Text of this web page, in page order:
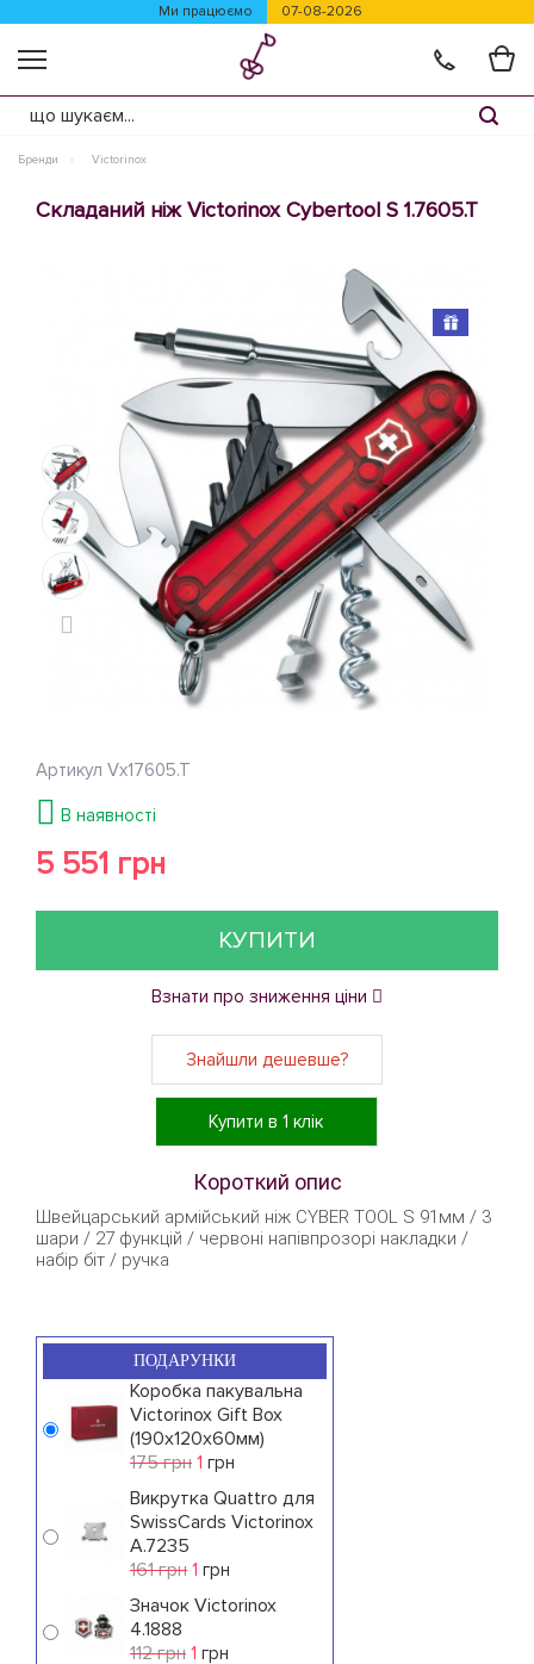
Ми працюємо 07-08-2026
Бренди Victorinox
Складаний ніж Victorinox Cybertool S 1.7605.T
Артикул Vx17605.T
В наявності
5 551 грн
КУПИТИ
Взнати про зниження ціни
Знайшли дешевше?
Купити в 1 клік
Короткий опис
Швейцарський армійський ніж CYBER TOOL S 91мм / 3
шари / 27 функцій / червоні напівпрозорі накладки /
набір біт / ручка
ПОДАРУНКИ
Коробка пакувальна
Victorinox Gift Box
(190x120x60мм)
175 грн 1 грн
Викрутка Quattro для
SwissCards Victorinox
A.7235
161 грн 1 грн
Значок Victorinox
4.1888
112 грн 1 грн